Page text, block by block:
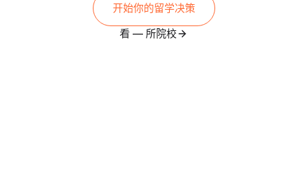
开始你的留学决策
看— 所院校